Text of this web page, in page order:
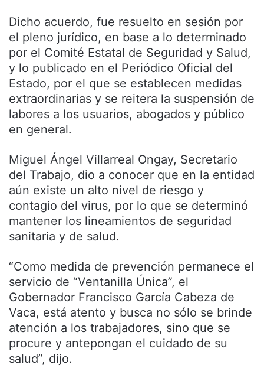
Dicho acuerdo, fue resuelto en sesión por
el pleno jurídico, en base a lo determinado
por el Comité Estatal de Seguridad y Salud,
y lo publicado en el Periódico Oficial del
Estado, por el que se establecen medidas
extraordinarias y se reitera la suspensión de
labores a los usuarios, abogados y público
en general.
Miguel Ángel Villarreal Ongay, Secretario
del Trabajo, dio a conocer que en la entidad
aún existe un alto nivel de riesgo y
contagio del virus, por lo que se determinó
mantener los lineamientos de seguridad
sanitaria y de salud.
“Como medida de prevención permanece el
servicio de “Ventanilla Única”, el
Gobernador Francisco García Cabeza de
Vaca, está atento y busca no sólo se brinde
atención a los trabajadores, sino que se
procure y antepongan el cuidado de su
salud”, dijo.